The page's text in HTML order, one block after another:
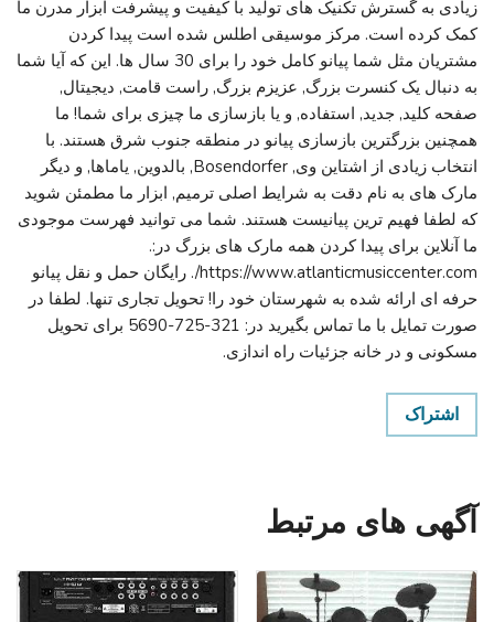
زیادی به گسترش تکنیک های تولید با کیفیت و پیشرفت ابزار مدرن ما
کمک کرده است. مرکز موسیقی اطلس شده است پیدا کردن
مشتریان مثل شما پیانو کامل خود را برای 30 سال ها. این که آیا شما
به دنبال یک کنسرت بزرگ, عزیزم بزرگ, راست قامت, دیجیتال,
صفحه کلید, جدید, استفاده, و یا بازسازی ما چیزی برای شما! ما
همچنین بزرگترین بازسازی پیانو در منطقه جنوب شرق هستند. با
انتخاب زیادی از اشتاین وی, Bosendorfer, بالدوین, یاماها, و دیگر
مارک های به نام دقت به شرایط اصلی ترمیم, ابزار ما مطمئن شوید
که لطفا فهیم ترین پیانیست هستند. شما می توانید فهرست موجودی
ما آنلاین برای پیدا کردن همه مارک های بزرگ در:.
https://www.atlanticmusiccenter.com/. رایگان حمل و نقل پیانو
حرفه ای ارائه شده به شهرستان خود را! تحویل تجاری تنها. لطفا در
صورت تمایل با ما تماس بگیرید در: 321-725-5690 برای تحویل
مسکونی و در خانه جزئیات راه اندازی.
اشتراک
آگهی های مرتبط